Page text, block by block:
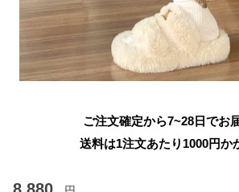
ご注文確定から7~28日でお
送料は1注文あたり 1000円か